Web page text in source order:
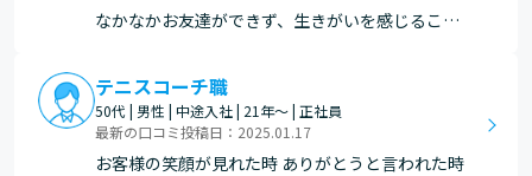
なかなかお友達ができず、生きがいを感じること
き、テニスを楽しむことができ、毎週が楽しみで
仕方ない。そんな機会をくれてありがとうと感謝
をいただきました。お客様の人生に深くかかわる
ことができた、実感…
テニスコーチ職
50代 | 男性 | 中途入社 | 21年～ | 正社員
最新の口コミ投稿日：2025.01.17
お客様の笑顔が見れた時 ありがとうと言われた時